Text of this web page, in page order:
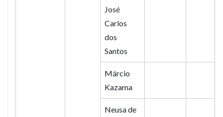
José
Carlos
dos
Santos
Márcio
Kazama
Neusa de